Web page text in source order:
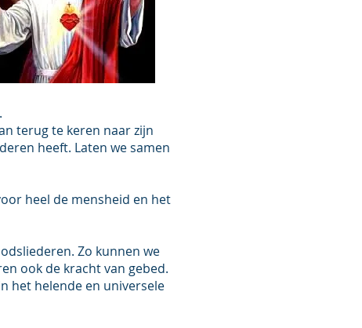
terug te keren naar zijn
heeft. Laten we samen
heel de mensheid en het
Zo kunnen we
ook de kracht van gebed.
het helende en universele